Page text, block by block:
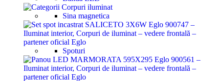
Sina magnetica
Spoturi